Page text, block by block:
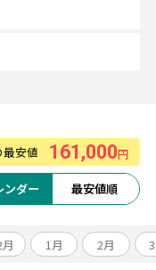
最安値 161,000円
ンダー 最安値順
1月 2月